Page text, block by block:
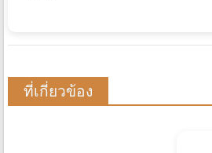
ที่เกี่ยวข้อง